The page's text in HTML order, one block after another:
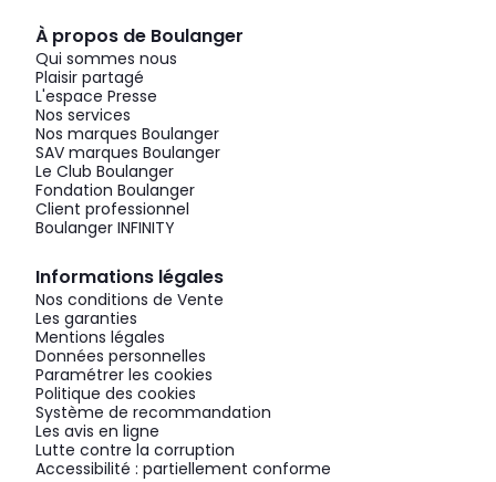
À propos de Boulanger
Qui sommes nous
Plaisir partagé
L'espace Presse
Nos services
Nos marques Boulanger
SAV marques Boulanger
Le Club Boulanger
Fondation Boulanger
Client professionnel
Boulanger INFINITY
Informations légales
Nos conditions de Vente
Les garanties
Mentions légales
Données personnelles
Paramétrer les cookies
Politique des cookies
Système de recommandation
Les avis en ligne
Lutte contre la corruption
Accessibilité : partiellement conforme